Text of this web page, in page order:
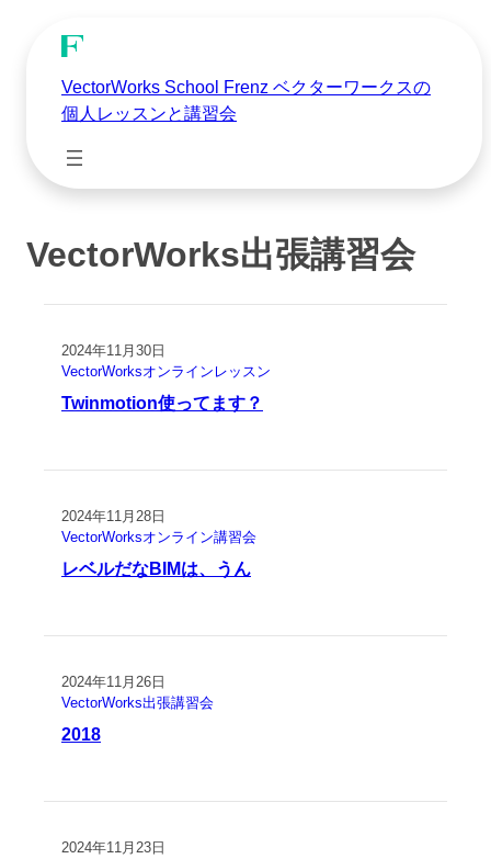
VectorWorks School Frenz ベクターワークスの
個人レッスンと講習会
VectorWorks出張講習会
2024年11月30日
VectorWorksオンラインレッスン
Twinmotion使ってます？
2024年11月28日
VectorWorksオンライン講習会
レベルだなBIMは、うん
2024年11月26日
VectorWorks出張講習会
2018
2024年11月23日